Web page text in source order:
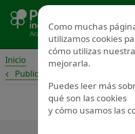
contenido
Inicio
Publicaciones
Como muchas
utilizamos cookies
cómo utilizas
mejorarla.
Puedes leer más
qué son las cookies
y cómo usamos las